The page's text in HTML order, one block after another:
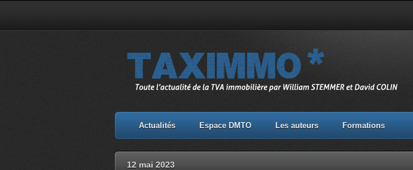
Actualités Espace DMTO Les auteurs Formations
12 mai 2023